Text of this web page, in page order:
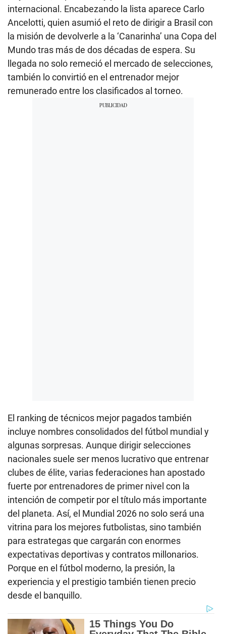
internacional. Encabezando la lista aparece Carlo
Ancelotti, quien asumió el reto de dirigir a Brasil con
la misión de devolverle a la ‘Canarinha’ una Copa del
Mundo tras más de dos décadas de espera. Su
llegada no solo remeció el mercado de selecciones,
también lo convirtió en el entrenador mejor
remunerado entre los clasificados al torneo.
El ranking de técnicos mejor pagados también
incluye nombres consolidados del fútbol mundial y
algunas sorpresas. Aunque dirigir selecciones
nacionales suele ser menos lucrativo que entrenar
clubes de élite, varias federaciones han apostado
fuerte por entrenadores de primer nivel con la
intención de competir por el título más importante
del planeta. Así, el Mundial 2026 no solo será una
vitrina para los mejores futbolistas, sino también
para estrategas que cargarán con enormes
expectativas deportivas y contratos millonarios.
Porque en el fútbol moderno, la presión, la
experiencia y el prestigio también tienen precio
desde el banquillo.